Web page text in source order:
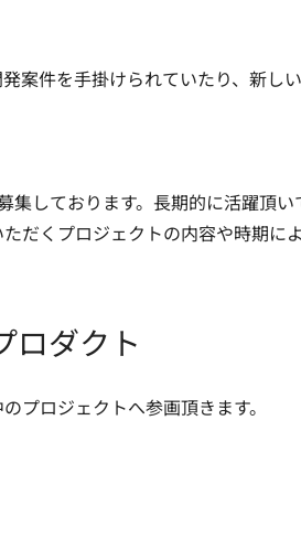
案件を手掛けられていたり、新し
集しております。長期的に活躍頂
だくプロジェクトの内容や時期に
ロダクト
プロジェクトへ参画頂きます。